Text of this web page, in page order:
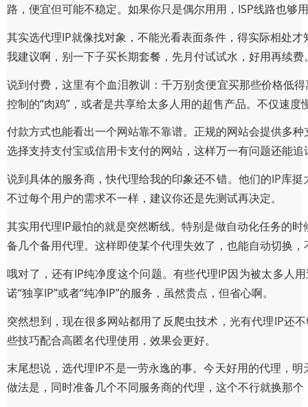
路，便宜但可能不稳定。如果你只是偶尔用用，ISP线路也
其实选代理IP就像找对象，不能光看表面条件，得实际相处
我建议啊，别一下子买长期套餐，先月付试试水，好用再续费
说到付费，这里有个血泪教训：千万别贪便宜买那些价格低
控制的“肉鸡”，或者是共享给太多人用的超售产品。不仅速度
付款方式也能看出一个网站靠不靠谱。正规的网站会提供多
选择支持支付宝或信用卡支付的网站，这样万一有问题还能追
说到具体的服务商，快代理给我的印象还不错。他们的IP库
不过每个用户的需求不一样，建议你还是先测试再决定。
其实用代理IP最怕的就是突然断线。特别是做自动化任务的
备几个备用代理。这样即使某个代理失效了，也能自动切换
哦对了，还有IP纯净度这个问题。有些代理IP因为被太多人
诺“独享IP”或者“纯净IP”的服务，虽然贵点，但省心啊。
突然想到，现在很多网站都用了反爬虫技术，光有代理IP还
些技巧配合高匿名代理使用，效果会更好。
末尾想说，选代理IP不是一劳永逸的事。今天好用的代理，
做法是，同时准备几个不同服务商的代理，这个不行就换那